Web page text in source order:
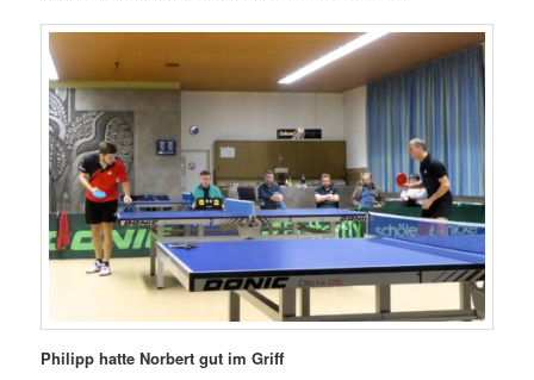
Philipp hatte Norbert gut im Griff